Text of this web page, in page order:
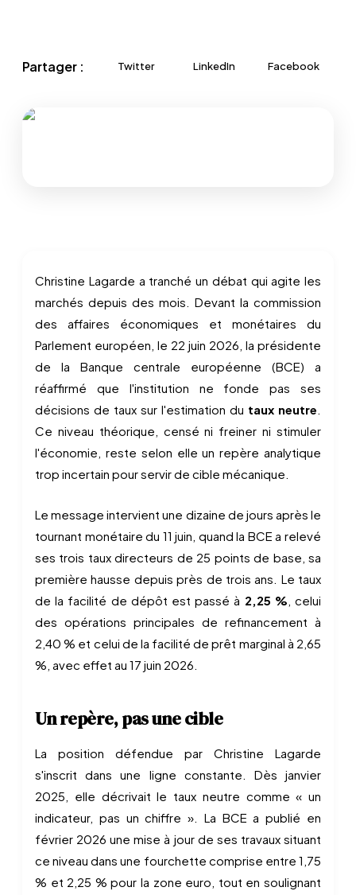
Partager : Twitter LinkedIn Facebook
Christine Lagarde a tranché un débat qui agite les
marchés depuis des mois. Devant la commission
des affaires économiques et monétaires du
Parlement européen, le 22 juin 2026, la présidente
de la Banque centrale européenne (BCE) a
réaffirmé que l'institution ne fonde pas ses
décisions de taux sur l'estimation du taux neutre.
Ce niveau théorique, censé ni freiner ni stimuler
l'économie, reste selon elle un repère analytique
trop incertain pour servir de cible mécanique.
Le message intervient une dizaine de jours après le
tournant monétaire du 11 juin, quand la BCE a relevé
ses trois taux directeurs de 25 points de base, sa
première hausse depuis près de trois ans. Le taux
de la facilité de dépôt est passé à 2,25 %, celui
des opérations principales de refinancement à
2,40 % et celui de la facilité de prêt marginal à 2,65
%, avec effet au 17 juin 2026.
Un repère, pas une cible
La position défendue par Christine Lagarde
s'inscrit dans une ligne constante. Dès janvier
2025, elle décrivait le taux neutre comme « un
indicateur, pas un chiffre ». La BCE a publié en
février 2026 une mise à jour de ses travaux situant
ce niveau dans une fourchette comprise entre 1,75
% et 2,25 % pour la zone euro, tout en soulignant